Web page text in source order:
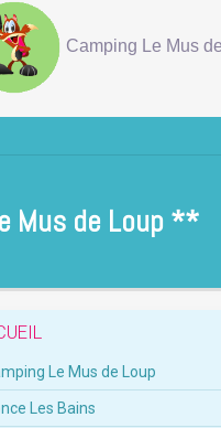
Camping Le Mus
Mus de Loup **
Le Mus de Loup
Les Bains